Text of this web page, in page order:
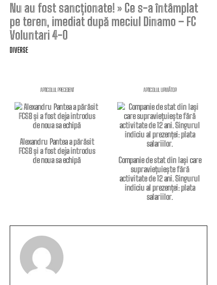
Nu au fost sancționate! » Ce s-a întâmplat
pe teren, imediat după meciul Dinamo – FC
Voluntari 4-0
DIVERSE
ARTICOLUL PRECEDENT
Alexandru Pantea a părăsit
FCSB și a fost deja introdus
de noua sa echipă
ARTICOLUL URMĂTOR
Companie de stat din Iași care
supraviețuiește fără
activitate de 12 ani. Singurul
indiciu al prezenței: plata
salariilor.